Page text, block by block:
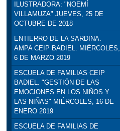
ILUSTRADORA: "NOEMÍ
VILLAMUZA" JUEVES, 25 DE
OCTUBRE DE 2018
ENTIERRO DE LA SARDINA.
AMPA CEIP BADIEL. MIÉRCOLES,
6 DE MARZO 2019
ESCUELA DE FAMILIAS CEIP
BADIEL. "GESTIÓN DE LAS
EMOCIONES EN LOS NIÑOS Y
LAS NIÑAS" MIÉRCOLES, 16 DE
ENERO 2019
ESCUELA DE FAMILIAS DE